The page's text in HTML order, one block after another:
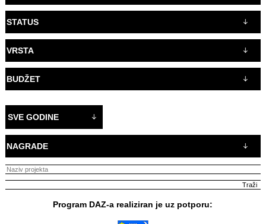
STATUS
VRSTA
BUDŽET
SVE GODINE
NAGRADE
Program DAZ-a realiziran je uz potporu: